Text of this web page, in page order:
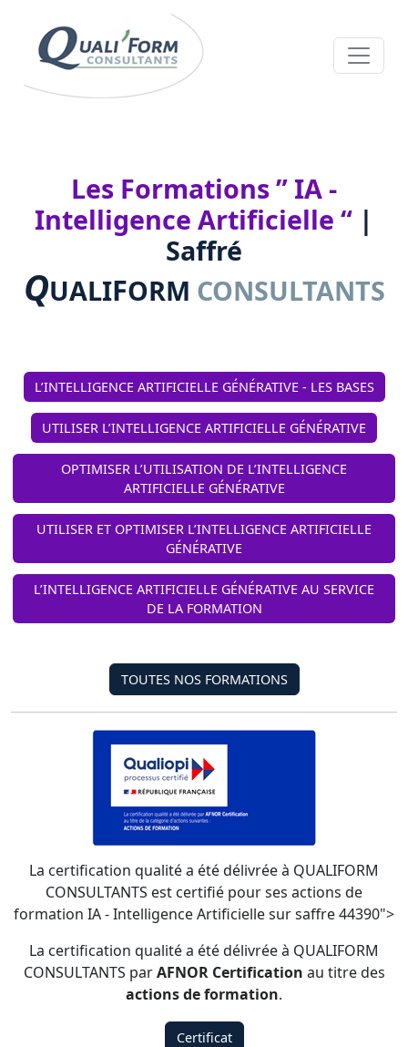
Les Formations ” IA -
Intelligence Artificielle “ |
Saffré
QUALIFORM CONSULTANTS
L’INTELLIGENCE ARTIFICIELLE GÉNÉRATIVE - LES BASES
UTILISER L’INTELLIGENCE ARTIFICIELLE GÉNÉRATIVE
OPTIMISER L’UTILISATION DE L’INTELLIGENCE
ARTIFICIELLE GÉNÉRATIVE
UTILISER ET OPTIMISER L’INTELLIGENCE ARTIFICIELLE
GÉNÉRATIVE
L’INTELLIGENCE ARTIFICIELLE GÉNÉRATIVE AU SERVICE
DE LA FORMATION
TOUTES NOS FORMATIONS
La certification qualité a été délivrée à QUALIFORM
CONSULTANTS est certifié pour ses actions de
formation IA - Intelligence Artificielle sur saffre 44390">
La certification qualité a été délivrée à QUALIFORM
CONSULTANTS parAFNOR Certification au titre des
actions de formation.
Certificat